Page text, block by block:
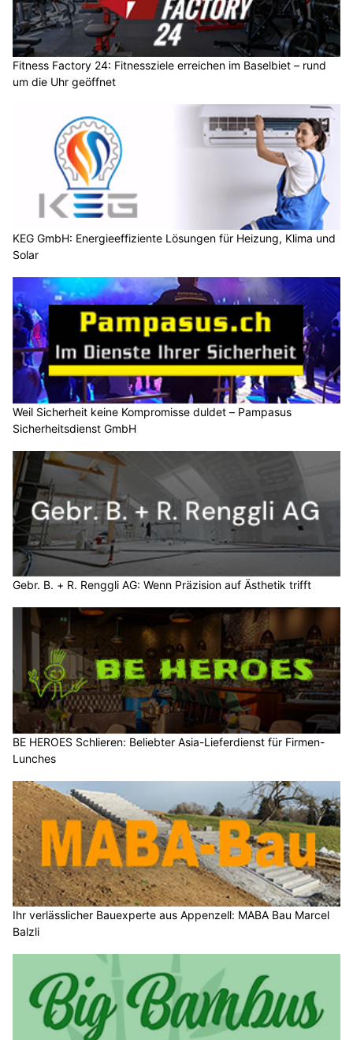
Fitness Factory 24: Fitnessziele erreichen im Baselbiet – rund
um die Uhr geöffnet
KEG GmbH: Energieeffiziente Lösungen für Heizung, Klima und
Solar
Weil Sicherheit keine Kompromisse duldet – Pampasus
Sicherheitsdienst GmbH
Gebr. B. + R. Renggli AG: Wenn Präzision auf Ästhetik trifft
BE HEROES Schlieren: Beliebter Asia-Lieferdienst für Firmen-
Lunches
Ihr verlässlicher Bauexperte aus Appenzell: MABA Bau Marcel
Balzli